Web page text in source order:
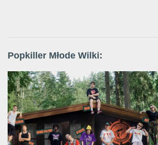
Popkiller Młode Wilki: